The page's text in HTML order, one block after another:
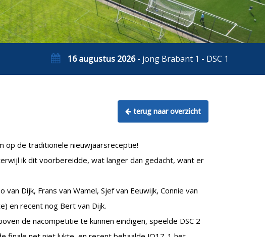
16 augustus 2026- jong Brabant 1 - DSC 1
terug naar overzicht
op de traditionele nieuwjaarsreceptie!
ik dit voorbereidde, wat langer dan gedacht, want er
Dijk, Frans van Wamel, Sjef van Eeuwijk, Connie van
en recent nog Bert van Dijk.
de nacompetitie te kunnen eindigen, speelde DSC 2